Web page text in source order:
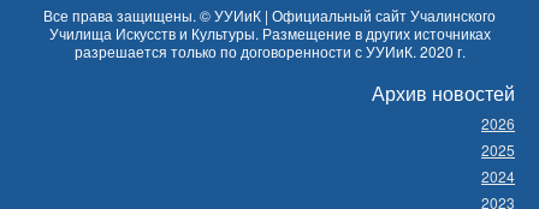
Все права защищены. © УУИиК | Официальный сайт Учалинского
Училища Искусств и Культуры. Размещение в других источниках
разрешается только по договоренности с УУИиК. 2020 г.
Архив новостей
2026
2025
2024
2023